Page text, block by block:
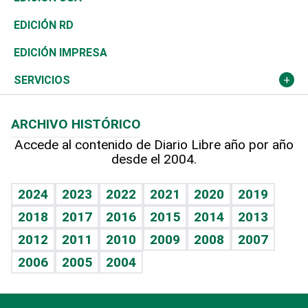
Ocenanía
Caribe
Resto del mundo
Telecom.
Global y variable
Economía personal
Sociales
Novedades
Podcast Arte Libre
Hablando con el pediatra
Vida y familia
Eñe
Celebrando la vida
Sin complejos
En pocas palabras
Tenis
Olimpismo
Más deportes
Línea de hit
TBT Deportivo
El Espía
Noticiero Poteleche
Columnistas
Más firmas
Historia
Martes de tecnología
Cambio climático
Revista
Deportes
Opinión
Hecho en casa
Guía del dinero
EDICIÓN RD
EDICIÓN IMPRESA
SERVICIOS
Cumpleaños
Horóscopos
Crucigramas
ARCHIVO HISTÓRICO
Accede al contenido de Diario Libre año por año
desde el 2004.
2024 2023 2022 2021 2020
2019
2018
2017 2016 2015 2014
2013
2012
2011 2010 2009 2008
2007
2006
2005 2004